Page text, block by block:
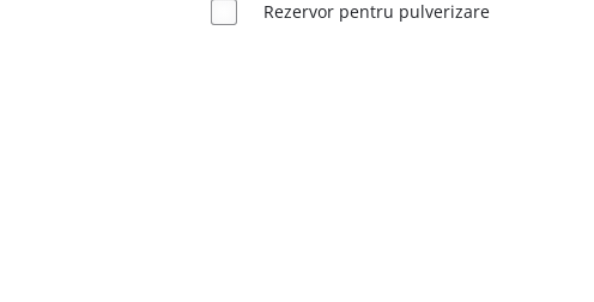
Rezervor pentru pulverizare